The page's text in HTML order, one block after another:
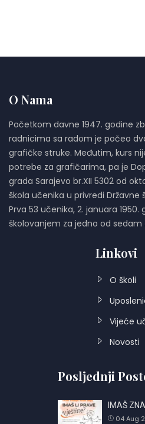
O Nama
Početkom davne 1947. godine
radnicima sa radom je počeo
grafičke struke. Međutim, kurs
potrebe za grafičarima, pa je
grada Sarajevo br.XII 5302 od
škola učenika u privredi
Prva 53 učenika, 2. januara 1950.
školovanjem za jedno od sedam
Linkovi
O školi
Vijeće
Novosti
Posljednji
IMAŠ
04 Aug